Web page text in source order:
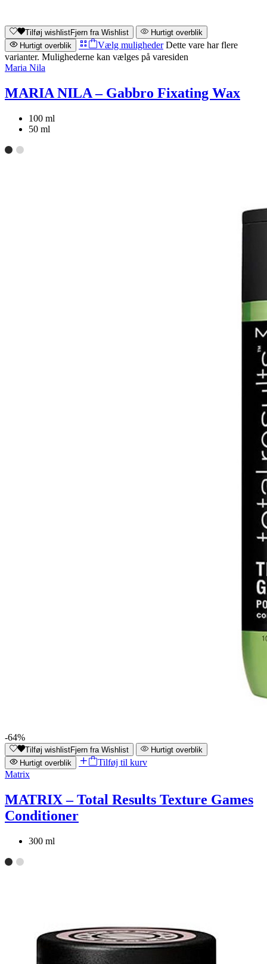
Tilføj wishlistFjern fra Wishlist
Hurtigt overblik
Hurtigt overblik
Vælg muligheder Dette vare har flere
varianter. Mulighederne kan vælges på varesiden
Maria Nila
MARIA NILA – Gabbro Fixating Wax
100 ml
50 ml
-64%
Tilføj wishlistFjern fra Wishlist
Hurtigt overblik
Hurtigt overblik
Tilføj til kurv
Matrix
MATRIX – Total Results Texture Games
Conditioner
300 ml